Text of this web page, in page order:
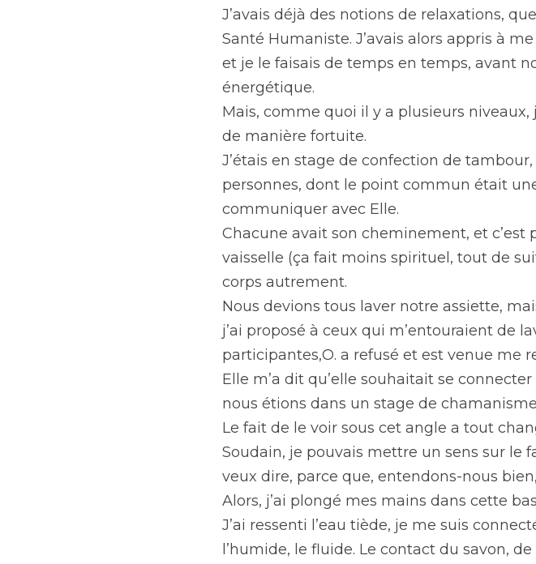
J’avais déjà des notions de relaxations,
Santé Humaniste. J’avais alors appris à
et je le faisais de temps en temps, avant
énergétique.
Mais, comme quoi il y a plusieurs niveaux,
de manière fortuite.
J’étais en stage de confection de
personnes, dont le point commun était
communiquer avec Elle.
Chacune avait son cheminement, et
vaisselle (ça fait moins spirituel, tout de
corps autrement.
Nous devions tous laver notre assiette,
j’ai proposé à ceux qui m’entouraient de
participantes,O. a refusé et est venue me
Elle m’a dit qu’elle souhaitait se
nous étions dans un stage de
Le fait de le voir sous cet angle a tout
Soudain, je pouvais mettre un sens sur le
veux dire, parce que, entendons-nous
Alors, j’ai plongé mes mains dans cette
J’ai ressenti l’eau tiède, je me suis
l’humide, le fluide. Le contact du savon, de